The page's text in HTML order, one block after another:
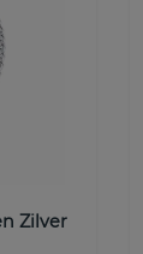
Zilver